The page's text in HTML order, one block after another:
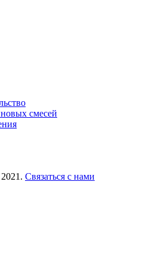
смесей
Связаться с нами